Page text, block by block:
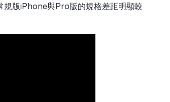
規版iPhone與Pro版的規格差距明顯較